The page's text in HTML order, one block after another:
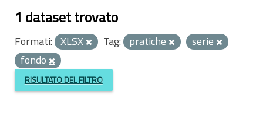
1 dataset trovato
Formati: XLSX Tag: pratiche
serie
fondo
RISULTATO DEL FILTRO